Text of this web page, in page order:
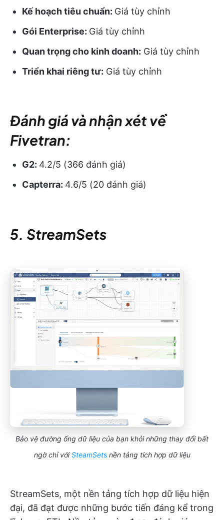
Kế hoạch tiêu chuẩn: Giá tùy chỉnh
Gói Enterprise: Giá tùy chỉnh
Quan trọng cho kinh doanh: Giá tùy chỉnh
Triển khai riêng tư: Giá tùy chỉnh
Đánh giá và nhận xét về
Fivetran:
G2: 4.2/5 (366 đánh giá)
Capterra: 4.6/5 (20 đánh giá)
5. StreamSets
Bảo vệ đường ống dữ liệu của bạn khỏi những thay đổi bất
ngờ chỉ vớiSteamSets nền tảng tích hợp dữ liệu
StreamSets, một nền tảng tích hợp dữ liệu hiện
đại, đã đạt được những bước tiến đáng kể trong